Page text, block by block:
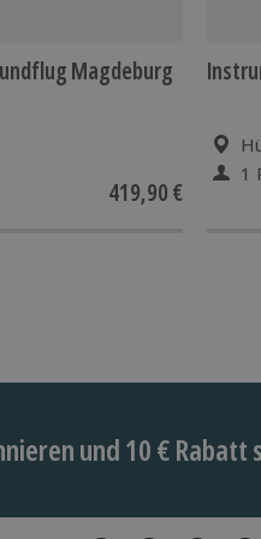
Magdeburg
419,90 €
1
und 10 € Rabatt